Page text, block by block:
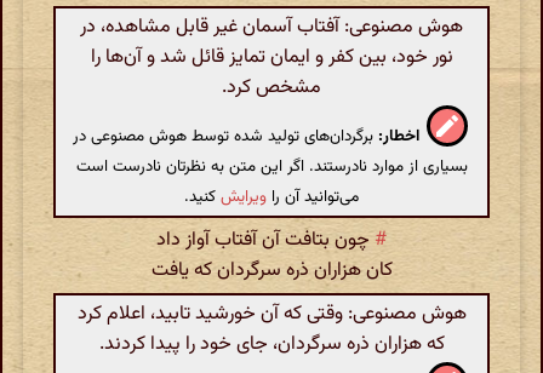
هوش مصنوعی: آفتاب آسمان غیر قابل مشاهده، در
نور خود، بین کفر و ایمان تمایز قائل شد و آن‌ها را
مشخص کرد.
اخطار: برگردان‌های تولید شده توسط هوش مصنوعی در
بسیاری از موارد نادرستند. اگر این متن به نظرتان نادرست است
می‌توانید آن را ویرایشکنید.
#چون بتافت آن آفتاب آواز داد
کان هزاران ذره سرگردان که یافت
هوش مصنوعی: وقتی که آن خورشید تابید، اعلام کرد
که هزاران ذره سرگردان، جای خود را پیدا کردند.